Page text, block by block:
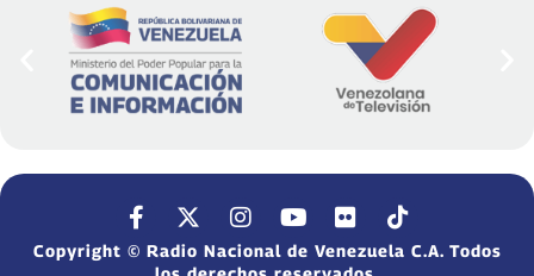
Copyright © Radio Nacional de Venezuela C.A. Todos